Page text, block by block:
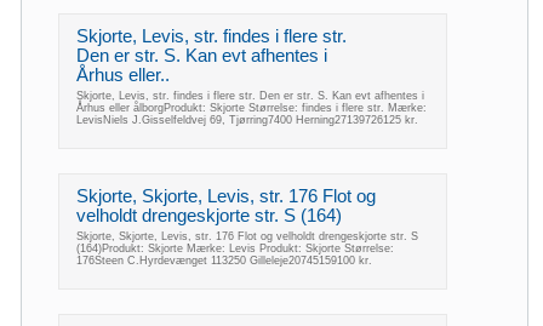
Skjorte, Levis, str. findes i flere str.
Den er str. S. Kan evt afhentes i
Århus eller..
Skjorte, Levis, str. findes i flere str. Den er str. S. Kan evt afhentes i
Århus eller ålborgProdukt: Skjorte Størrelse: findes i flere str. Mærke:
LevisNiels J.Gisselfeldvej 69, Tjørring7400 Herning27139726125 kr.
Skjorte, Skjorte, Levis, str. 176 Flot og
velholdt drengeskjorte str. S (164)
Skjorte, Skjorte, Levis, str. 176 Flot og velholdt drengeskjorte str. S
(164)Produkt: Skjorte Mærke: Levis Produkt: Skjorte Størrelse:
176Steen C.Hyrdevænget 113250 Gilleleje20745159100 kr.